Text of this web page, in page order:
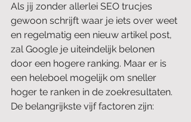
Als jij zonder allerlei SEO trucjes
gewoon schrijft waar je iets over weet
en regelmatig een nieuw artikel post,
zal Google je uiteindelijk belonen
door een hogere ranking. Maar er is
een heleboel mogelijk om sneller
hoger te ranken in de zoekresultaten.
De belangrijkste vijf factoren zijn: